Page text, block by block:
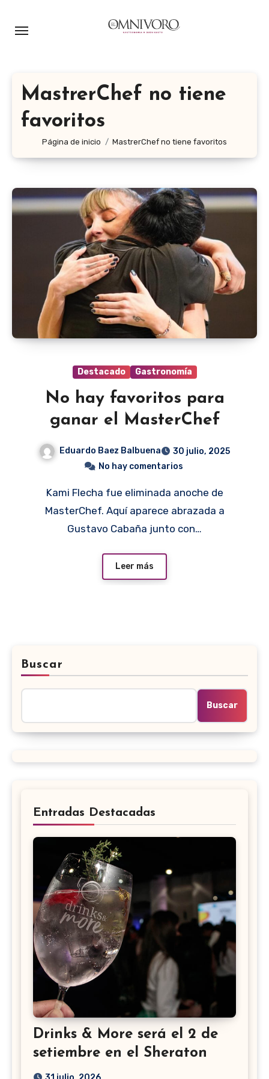
MastrerChef no tiene
favoritos
Página de inicio MastrerChef no tiene favoritos
Destacado Gastronomía
No hay favoritos para
ganar el MasterChef
Eduardo Baez Balbuena
30 julio, 2025
No hay comentarios
Kami Flecha fue eliminada anoche de
MasterChef. Aquí aparece abrazada a
Gustavo Cabaña junto con…
Leer más
Buscar
Buscar
Entradas Destacadas
Drinks & More será el 2 de
setiembre en el Sheraton